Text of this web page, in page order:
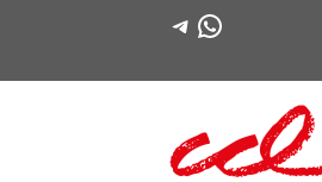
Télégramme
WhatsApp